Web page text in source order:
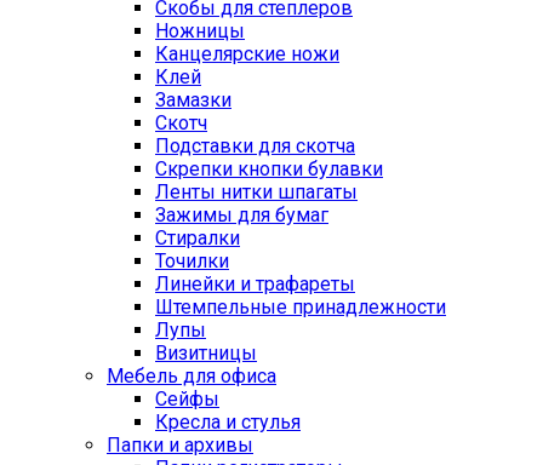
Скобы для степлеров
Ножницы
Канцелярские ножи
Клей
Замазки
Скотч
Подставки для скотча
Скрепки кнопки булавки
Ленты нитки шпагаты
Зажимы для бумаг
Стиралки
Точилки
Линейки и трафареты
Штемпельные принадлежности
Лупы
Визитницы
Мебель для офиса
Сейфы
Кресла и стулья
Папки и архивы